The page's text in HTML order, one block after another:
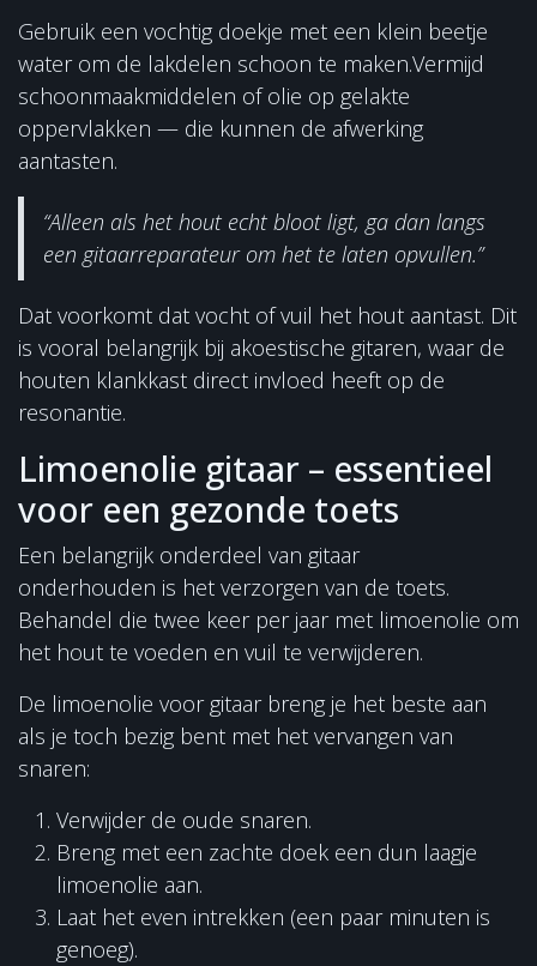
Gebruik een vochtig doekje met een klein beetje
water om de lakdelen schoon te maken.Vermijd
schoonmaakmiddelen of olie op gelakte
oppervlakken — die kunnen de afwerking
aantasten.
“Alleen als het hout echt bloot ligt, ga dan langs
een gitaarreparateur om het te laten opvullen.”
Dat voorkomt dat vocht of vuil het hout aantast. Dit
is vooral belangrijk bij akoestische gitaren, waar de
houten klankkast direct invloed heeft op de
resonantie.
Limoenolie gitaar – essentieel
voor een gezonde toets
Een belangrijk onderdeel van gitaar
onderhouden is het verzorgen van de toets.
Behandel die twee keer per jaar met limoenolie om
het hout te voeden en vuil te verwijderen.
De limoenolie voor gitaar breng je het beste aan
als je toch bezig bent met het vervangen van
snaren:
Verwijder de oude snaren.
Breng met een zachte doek een dun laagje
limoenolie aan.
Laat het even intrekken (een paar minuten is
genoeg).